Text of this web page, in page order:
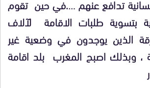
تدافع عنهم ….في حين تقوم
بتسوية طلبات الاقامة لآلاف
الذين يوجدون في وضعية غير
، وبذلك اصبح المغرب بلد اقامة